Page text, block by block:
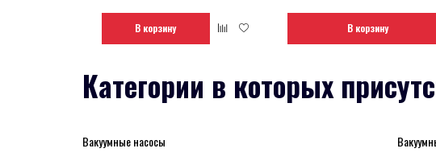
В корзину В корзину
Категории в которых
Вакуумные насосы